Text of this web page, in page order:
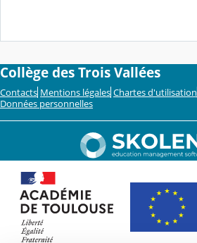
Collège des Trois Vallées
Contacts Mentions légales Chartes d'utilisation
Données personnelles